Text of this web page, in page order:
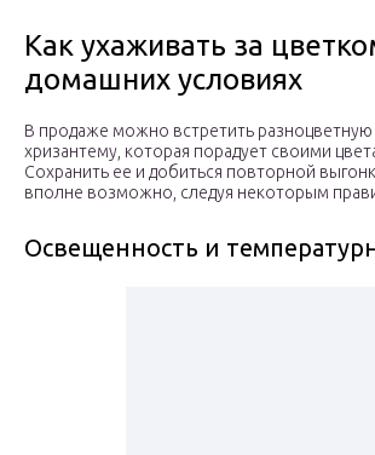
Как ухаживать за
домашних условиях
В продаже можно встретить
хризантему, которая порадует своими
Сохранить ее и добиться повторной
вполне возможно, следуя некоторым
Освещенность и